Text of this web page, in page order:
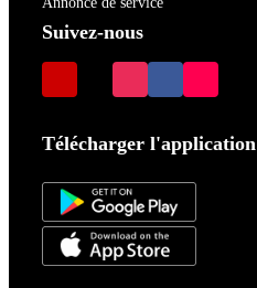
Suivez-nous
Télécharger l'application